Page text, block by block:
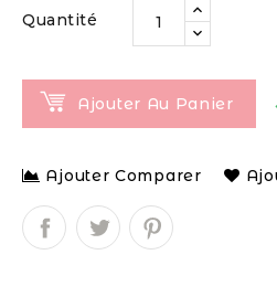
Quantité
Ajouter Au Panier
Ajouter Comparer